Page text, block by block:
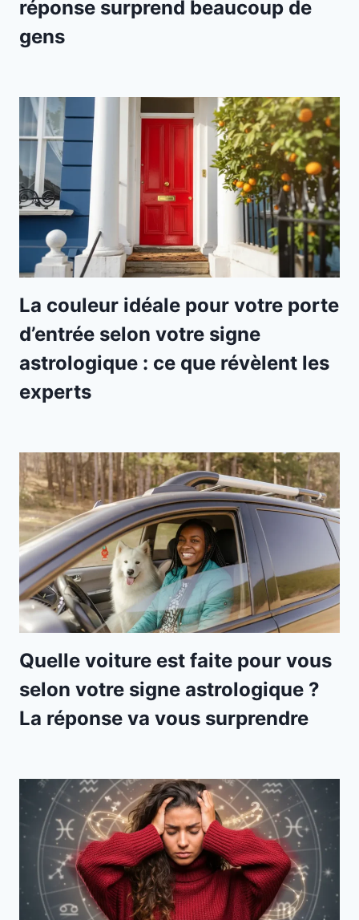
réponse surprend beaucoup de
gens
La couleur idéale pour votre porte
d’entrée selon votre signe
astrologique : ce que révèlent les
experts
Quelle voiture est faite pour vous
selon votre signe astrologique ?
La réponse va vous surprendre